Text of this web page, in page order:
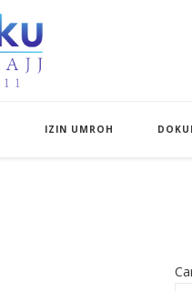
IZIN UMROH